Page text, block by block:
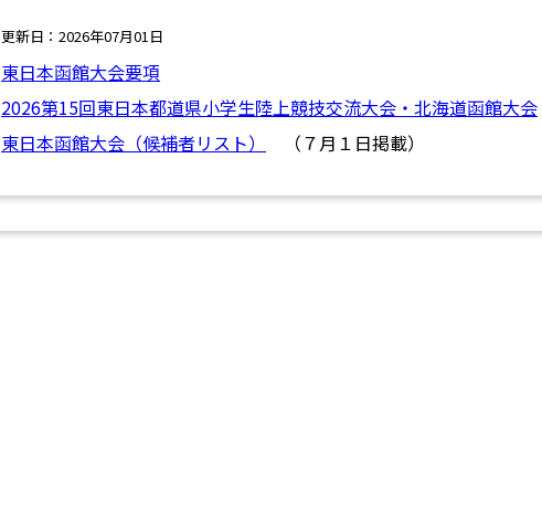
更新日：2026年07月01日
東日本函館大会要項
2026第15回東日本都道県小学生陸上競技交流大会・北海道函館大会
東日本函館大会（候補者リスト）
（７月１日掲載）